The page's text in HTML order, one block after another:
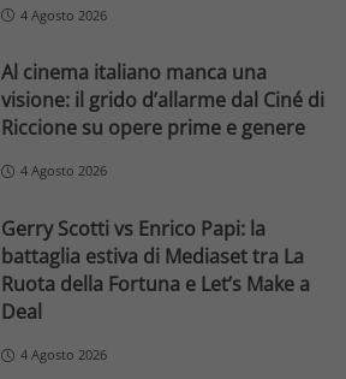
4 Agosto 2026
Al cinema italiano manca una
visione: il grido d’allarme dal Ciné di
Riccione su opere prime e genere
4 Agosto 2026
Gerry Scotti vs Enrico Papi: la
battaglia estiva di Mediaset tra La
Ruota della Fortuna e Let’s Make a
Deal
4 Agosto 2026